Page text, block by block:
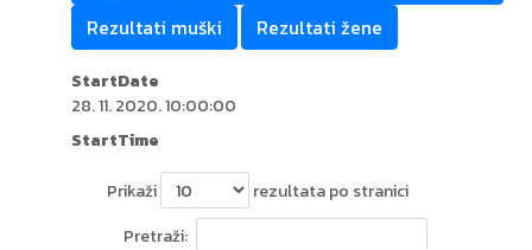
Rezultati muški
Rezultati žene
StartDate
28. 11. 2020. 10:00:00
StartTime
Prikaži
rezultata po stranici
Pretraži: